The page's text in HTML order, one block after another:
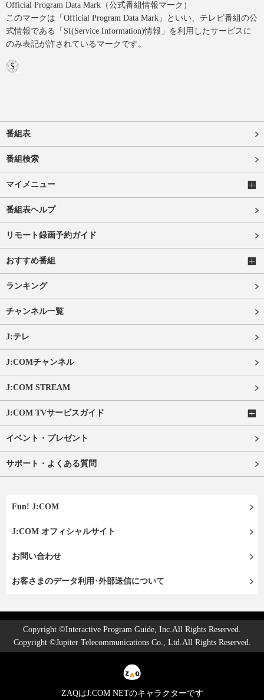
Official Program Data Mark（公式番組情報マーク）
このマークは「Official Program Data Mark」といい、テレビ番組の公
式情報である「SI(Service Information)情報」を利用したサービスに
のみ表記が許されているマークです。
番組表
番組検索
マイメニュー
番組表ヘルプ
リモート録画予約ガイド
おすすめ番組
ランキング
チャンネル一覧
J:テレ
J:COMチャンネル
J:COM STREAM
J:COM TVサービスガイド
イベント・プレゼント
サポート・よくある質問
Fun! J:COM
J:COM オフィシャルサイト
お問い合わせ
お客さまのデータ利用･外部送信について
Copyright ©Interactive Program Guide, Inc.All Rights Reserved.
Copyright ©Jupiter Telecommunications Co., Ltd.All Rights Reserved.
ZAQはJ:COM NETのキャラクターです